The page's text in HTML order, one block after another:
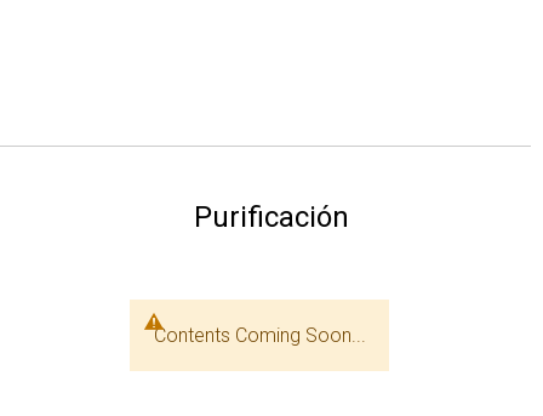
Purificación
Contents Coming Soon...